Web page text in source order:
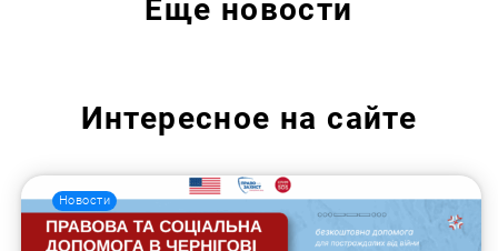
Еще новости
Интересное на сайте
Новости